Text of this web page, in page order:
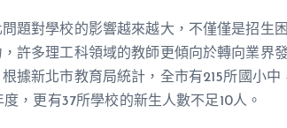
題對學校的影響越來越大，不僅僅是招生
許多理工科領域的教師更傾向於轉向業界
據新北市教育局統計，全市有215所國小
，更有37所學校的新生人數不足10人。